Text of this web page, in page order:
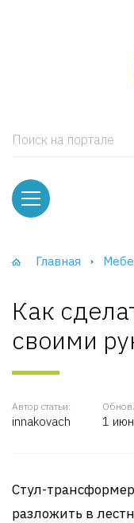
Поиск на портале
Главная
Как
своими
Автор статьи:
innakovach 1
Стул-
разложить в
и тумбы